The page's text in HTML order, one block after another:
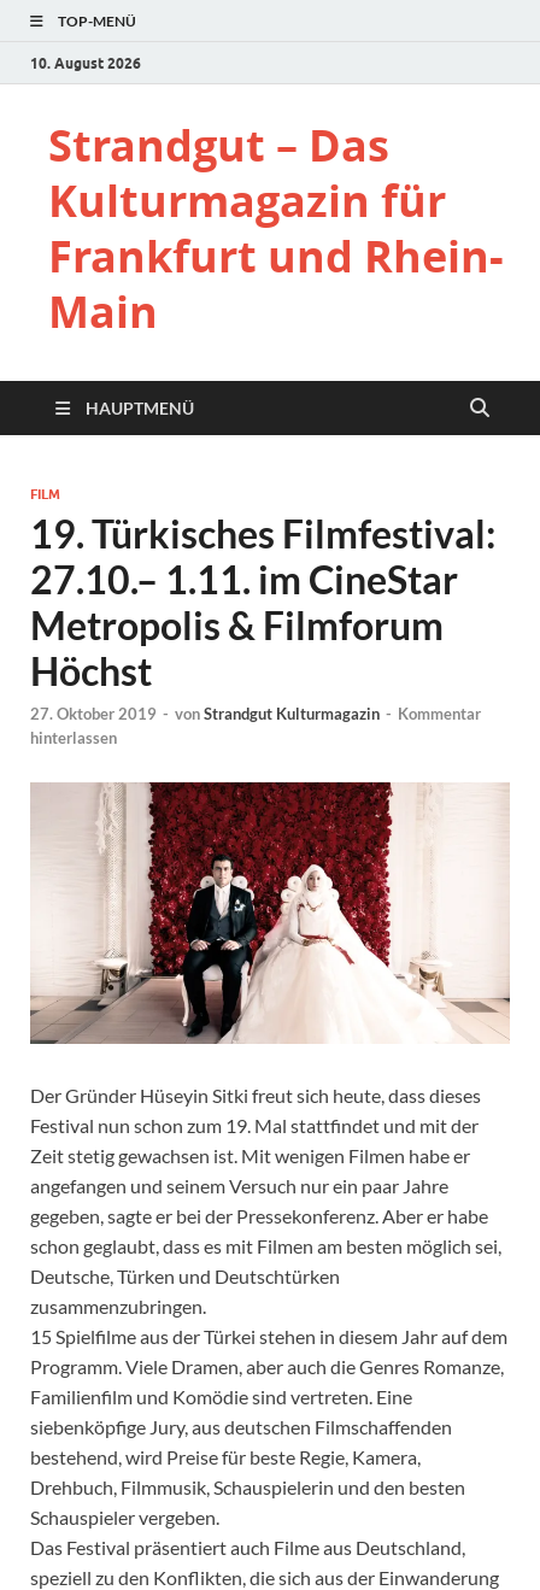
TOP-MENÜ
10. August 2026
Strandgut – Das
Kulturmagazin für
Frankfurt und Rhein-
Main
HAUPTMENÜ
FILM
19. Türkisches Filmfestival:
27.10.– 1.11. im CineStar
Metropolis & Filmforum
Höchst
27. Oktober 2019 - vonStrandgut Kulturmagazin - Kommentar
hinterlassen
Der Gründer Hüseyin Sitki freut sich heute, dass dieses
Festival nun schon zum 19. Mal stattfindet und mit der
Zeit stetig gewachsen ist. Mit wenigen Filmen habe er
angefangen und seinem Versuch nur ein paar Jahre
gegeben, sagte er bei der Pressekonferenz. Aber er habe
schon geglaubt, dass es mit Filmen am besten möglich sei,
Deutsche, Türken und Deutschtürken
zusammenzubringen.
15 Spielfilme aus der Türkei stehen in diesem Jahr auf dem
Programm. Viele Dramen, aber auch die Genres Romanze,
Familienfilm und Komödie sind vertreten. Eine
siebenköpfige Jury, aus deutschen Filmschaffenden
bestehend, wird Preise für beste Regie, Kamera,
Drehbuch, Filmmusik, Schauspielerin und den besten
Schauspieler vergeben.
Das Festival präsentiert auch Filme aus Deutschland,
speziell zu den Konflikten, die sich aus der Einwanderung